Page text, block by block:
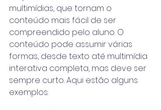
multimídias, que tornam o
conteúdo mais fácil de ser
compreendido pelo aluno. O
conteúdo pode assumir várias
formas, desde texto até multimídia
interativa completa, mas deve ser
sempre curto. Aqui estão alguns
exemplos: